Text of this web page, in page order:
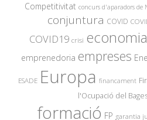
Competitivitat concurs d'aparadors de
conjuntura COVID
COVID19 crisi economia
emprenedoria empreses
ESADE Europa financament
l'Ocupació del
formació FP garantia